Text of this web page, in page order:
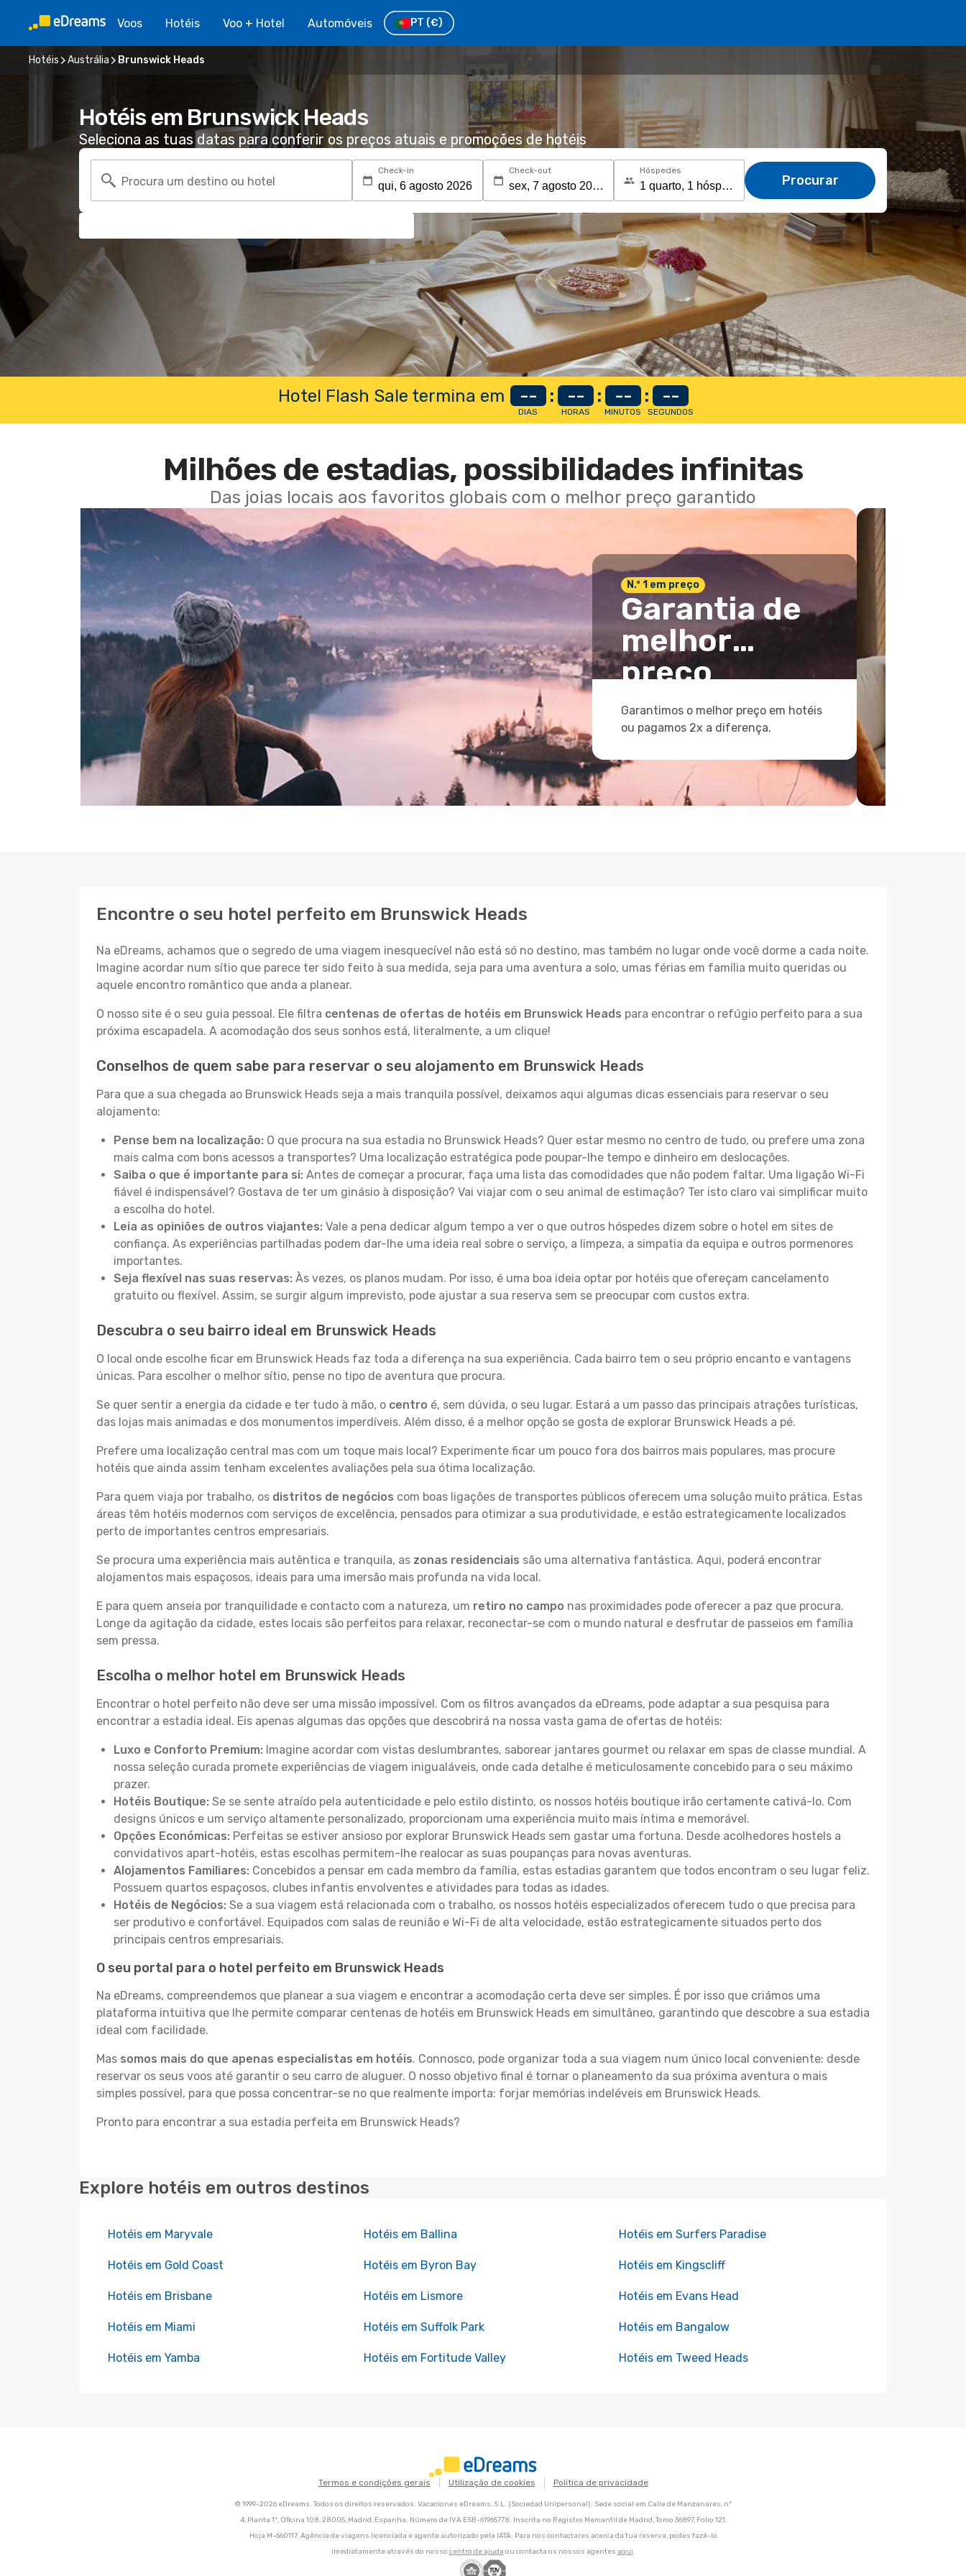
Voos Hotéis Voo + Hotel Automóveis PT (€)
Hotéis Austrália Brunswick Heads
Hotéis em Brunswick Heads
Seleciona as tuas datas para conferir os preços atuais e promoções de hotéis
Procura um destino ou hotel
Check-in Check-out Hóspedes
Procurar
Hotel Flash Sale termina em --
DIAS
: --
HORAS
: --
MINUTOS
: --
SEGUNDOS
Milhões de estadias, possibilidades infinitas
Das joias locais aos favoritos globais com o melhor preço garantido
N.º 1 em preço
Garantia de
melhor
preço
Garantimos o melhor preço em hotéis
ou pagamos 2x a diferença.
Encontre o seu hotel perfeito em Brunswick Heads
Na eDreams, achamos que o segredo de uma viagem inesquecível não está só no destino, mas também no lugar onde você dorme a cada noite.
Imagine acordar num sítio que parece ter sido feito à sua medida, seja para uma aventura a solo, umas férias em família muito queridas ou
aquele encontro romântico que anda a planear.
O nosso site é o seu guia pessoal. Ele filtra centenas de ofertas de hotéis em Brunswick Heads para encontrar o refúgio perfeito para a sua
próxima escapadela. A acomodação dos seus sonhos está, literalmente, a um clique!
Conselhos de quem sabe para reservar o seu alojamento em Brunswick Heads
Para que a sua chegada ao Brunswick Heads seja a mais tranquila possível, deixamos aqui algumas dicas essenciais para reservar o seu
alojamento:
Pense bem na localização: O que procura na sua estadia no Brunswick Heads? Quer estar mesmo no centro de tudo, ou prefere uma zona
mais calma com bons acessos a transportes? Uma localização estratégica pode poupar-lhe tempo e dinheiro em deslocações.
Saiba o que é importante para si: Antes de começar a procurar, faça uma lista das comodidades que não podem faltar. Uma ligação Wi-Fi
fiável é indispensável? Gostava de ter um ginásio à disposição? Vai viajar com o seu animal de estimação? Ter isto claro vai simplificar muito
a escolha do hotel.
Leia as opiniões de outros viajantes: Vale a pena dedicar algum tempo a ver o que outros hóspedes dizem sobre o hotel em sites de
confiança. As experiências partilhadas podem dar-lhe uma ideia real sobre o serviço, a limpeza, a simpatia da equipa e outros pormenores
importantes.
Seja flexível nas suas reservas: Às vezes, os planos mudam. Por isso, é uma boa ideia optar por hotéis que ofereçam cancelamento
gratuito ou flexível. Assim, se surgir algum imprevisto, pode ajustar a sua reserva sem se preocupar com custos extra.
Descubra o seu bairro ideal em Brunswick Heads
O local onde escolhe ficar em Brunswick Heads faz toda a diferença na sua experiência. Cada bairro tem o seu próprio encanto e vantagens
únicas. Para escolher o melhor sítio, pense no tipo de aventura que procura.
Se quer sentir a energia da cidade e ter tudo à mão, o centro é, sem dúvida, o seu lugar. Estará a um passo das principais atrações turísticas,
das lojas mais animadas e dos monumentos imperdíveis. Além disso, é a melhor opção se gosta de explorar Brunswick Heads a pé.
Prefere uma localização central mas com um toque mais local? Experimente ficar um pouco fora dos bairros mais populares, mas procure
hotéis que ainda assim tenham excelentes avaliações pela sua ótima localização.
Para quem viaja por trabalho, os distritos de negócios com boas ligações de transportes públicos oferecem uma solução muito prática. Estas
áreas têm hotéis modernos com serviços de excelência, pensados para otimizar a sua produtividade, e estão estrategicamente localizados
perto de importantes centros empresariais.
Se procura uma experiência mais autêntica e tranquila, as zonas residenciais são uma alternativa fantástica. Aqui, poderá encontrar
alojamentos mais espaçosos, ideais para uma imersão mais profunda na vida local.
E para quem anseia por tranquilidade e contacto com a natureza, um retiro no campo nas proximidades pode oferecer a paz que procura.
Longe da agitação da cidade, estes locais são perfeitos para relaxar, reconectar-se com o mundo natural e desfrutar de passeios em família
sem pressa.
Escolha o melhor hotel em Brunswick Heads
Encontrar o hotel perfeito não deve ser uma missão impossível. Com os filtros avançados da eDreams, pode adaptar a sua pesquisa para
encontrar a estadia ideal. Eis apenas algumas das opções que descobrirá na nossa vasta gama de ofertas de hotéis:
Luxo e Conforto Premium: Imagine acordar com vistas deslumbrantes, saborear jantares gourmet ou relaxar em spas de classe mundial. A
nossa seleção curada promete experiências de viagem inigualáveis, onde cada detalhe é meticulosamente concebido para o seu máximo
prazer.
Hotéis Boutique: Se se sente atraído pela autenticidade e pelo estilo distinto, os nossos hotéis boutique irão certamente cativá-lo. Com
designs únicos e um serviço altamente personalizado, proporcionam uma experiência muito mais íntima e memorável.
Opções Económicas: Perfeitas se estiver ansioso por explorar Brunswick Heads sem gastar uma fortuna. Desde acolhedores hostels a
convidativos apart-hotéis, estas escolhas permitem-lhe realocar as suas poupanças para novas aventuras.
Alojamentos Familiares: Concebidos a pensar em cada membro da família, estas estadias garantem que todos encontram o seu lugar feliz.
Possuem quartos espaçosos, clubes infantis envolventes e atividades para todas as idades.
Hotéis de Negócios: Se a sua viagem está relacionada com o trabalho, os nossos hotéis especializados oferecem tudo o que precisa para
ser produtivo e confortável. Equipados com salas de reunião e Wi-Fi de alta velocidade, estão estrategicamente situados perto dos
principais centros empresariais.
O seu portal para o hotel perfeito em Brunswick Heads
Na eDreams, compreendemos que planear a sua viagem e encontrar a acomodação certa deve ser simples. É por isso que criámos uma
plataforma intuitiva que lhe permite comparar centenas de hotéis em Brunswick Heads em simultâneo, garantindo que descobre a sua estadia
ideal com facilidade.
Mas somos mais do que apenas especialistas em hotéis. Connosco, pode organizar toda a sua viagem num único local conveniente: desde
reservar os seus voos até garantir o seu carro de aluguer. O nosso objetivo final é tornar o planeamento da sua próxima aventura o mais
simples possível, para que possa concentrar-se no que realmente importa: forjar memórias indeléveis em Brunswick Heads.
Pronto para encontrar a sua estadia perfeita em Brunswick Heads?
Explore hotéis em outros destinos
Hotéis em Maryvale Hotéis em Ballina Hotéis em Surfers Paradise
Hotéis em Gold Coast Hotéis em Byron Bay Hotéis em Kingscliff
Hotéis em Brisbane Hotéis em Lismore Hotéis em Evans Head
Hotéis em Miami Hotéis em Suffolk Park Hotéis em Bangalow
Hotéis em Yamba Hotéis em Fortitude Valley Hotéis em Tweed Heads
Termos e condições gerais Utilização de cookies Política de privacidade
© 1999-2026 eDreams. Todos os direitos reservados. Vacaciones eDreams, S.L. (Sociedad Unipersonal). Sede social em Calle de Manzanares, nº
4, Planta 1ª, Oficina 108, 28005, Madrid, Espanha. Número de IVA ESB-61965778. Inscrita no Registro Mercantil de Madrid, Tomo 36897, Folio 121,
Hoja M-660117. Agência de viagens licenciada e agente autorizado pela IATA. Para nos contactares acerca da tua reserva, podes fazê-lo
imediatamente através do nosso centro de ajuda ou contacta os nossos agentes aqui.